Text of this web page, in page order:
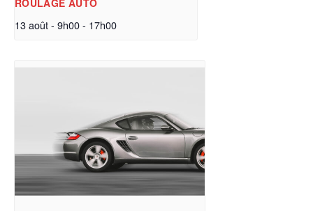
ROULAGE AUTO
13 août - 9h00- 17h00